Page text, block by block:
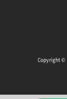
Copyright ©